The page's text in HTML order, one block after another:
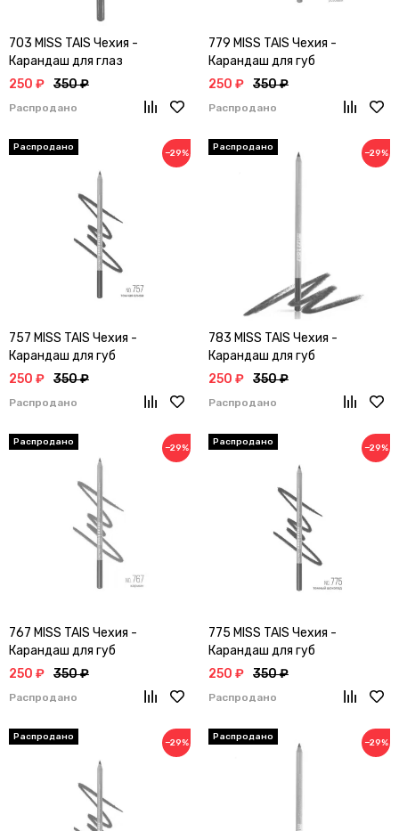
703 MISS TAIS Чехия -
Карандаш для глаз
250 ₽ 350 ₽
Распродано
779 MISS TAIS Чехия -
Карандаш для губ
250 ₽ 350 ₽
Распродано
−29%
757 MISS TAIS Чехия -
Карандаш для губ
250 ₽ 350 ₽
Распродано
−29%
783 MISS TAIS Чехия -
Карандаш для губ
250 ₽ 350 ₽
Распродано
−29%
767 MISS TAIS Чехия -
Карандаш для губ
250 ₽ 350 ₽
Распродано
−29%
775 MISS TAIS Чехия -
Карандаш для губ
250 ₽ 350 ₽
Распродано
−29% −29%